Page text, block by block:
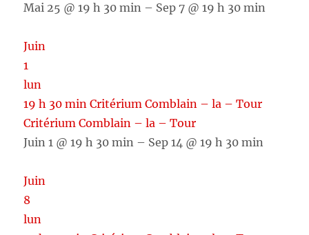
Mai 25 @ 19 h 30 min – Sep 7 @ 19 h 30 min
Juin
1
lun
19 h 30 minCritérium Comblain – la – Tour
Critérium Comblain – la – Tour
Juin 1 @ 19 h 30 min – Sep 14 @ 19 h 30 min
Juin
8
lun